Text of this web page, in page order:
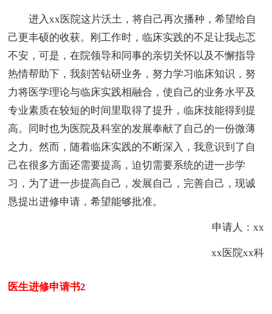
进入xx医院这片沃土，将自己再次播种，希望给自
己更丰硕的收获。刚工作时，临床实践的不足让我忐忑
不安，可是，在院领导和同事的亲切关怀以及不懈指导
热情帮助下，我刻苦钻研业务，努力学习临床知识，努
力将医学理论与临床实践相融合，使自己的业务水平及
专业素质在较短的时间里取得了提升，临床技能得到提
高。同时也为医院及科室的发展奉献了自己的一份微薄
之力。然而，随着临床实践的不断深入，我意识到了自
己在很多方面还需要提高，迫切需要系统的进一步学
习，为了进一步提高自己，发展自己，完善自己，现诚
恳提出进修申请，希望能够批准。
申请人：xx
xx医院xx科
医生进修申请书2